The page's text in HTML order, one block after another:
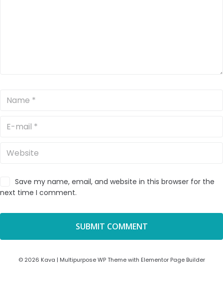
Save my name, email, and website in this browser for the
next time I comment.
© 2026 Kava | Multipurpose WP Theme with Elementor Page Builder